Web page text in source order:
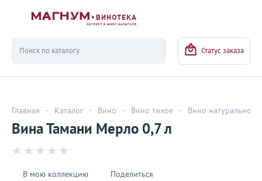
Статус заказа
Главная - Каталог - Вино - Вино тихое - Вино натуральное
Вина Тамани Мерло 0,7 л
В мою коллекцию
Поделиться